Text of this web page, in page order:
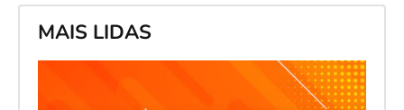
MAIS LIDAS